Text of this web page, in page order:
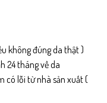
không đúng da thật )
24 tháng về da
có lỗi từ nhà sản xuất (